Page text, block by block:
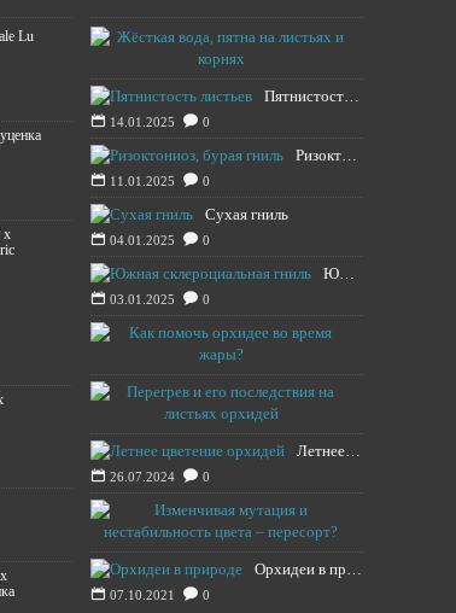
Lu
x
Пятнистость листьев
14.01.2025 0
Ризоктониоз, бурая гниль
11.01.2025 0
Сухая гниль
04.01.2025 0
Южная склероциальная гниль
03.01.2025 0
Летнее цветение орхидей
26.07.2024 0
Орхидеи в природе
07.10.2021 0